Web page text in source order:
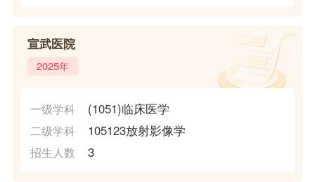
宣武医院
2025年
一级学科 (1051)临床医学
二级学科 105123放射影像学
招生人数 3